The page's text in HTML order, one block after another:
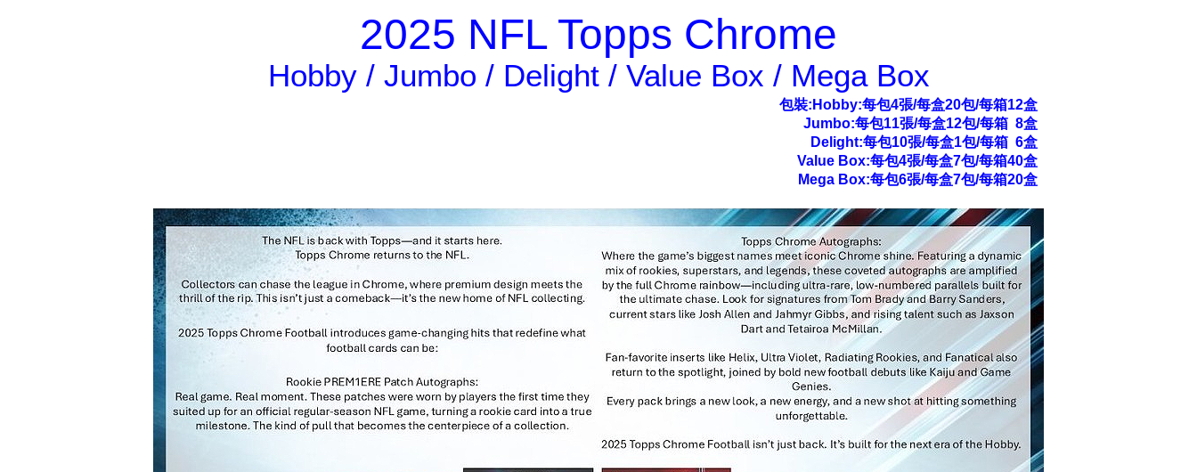
2025 NFL Topps Chrome
Hobby / Jumbo / Delight / Value Box / Mega Box
包裝:Hobby:每包4張/每盒20包/每箱12盒
Jumbo:每包11張/每盒12包/每箱 8盒
Delight:每包10張/每盒1包/每箱 6盒
Value Box:每包4張/每盒7包/每箱40盒
Mega Box:每包6張/每盒7包/每箱20盒